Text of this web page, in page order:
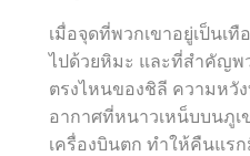
เมื่อจุดที่พวกเขาอยู่เป็นเ
ไปด้วยหิมะ และที่สำคัญพ
ตรงไหนของชิลี ความหวั
อากาศที่หนาวเหน็บบนภูเ
เครื่องบินตก ทำให้คืนแร